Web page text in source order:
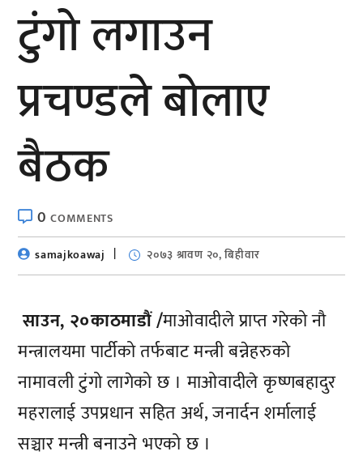
टुंगो लगाउन
प्रचण्डले बोलाए
बैठक
0COMMENTS
samajkoawaj
२०७३ श्रावण २०, बिहीवार
साउन, २०काठमाडौं /माओवादीले प्राप्त गरेको नौ
मन्त्रालयमा पार्टीको तर्फबाट मन्त्री बन्नेहरुको
नामावली टुंगो लागेको छ । माओवादीले कृष्णबहादुर
महरालाई उपप्रधान सहित अर्थ, जनार्दन शर्मालाई
सञ्चार मन्त्री बनाउने भएको छ ।